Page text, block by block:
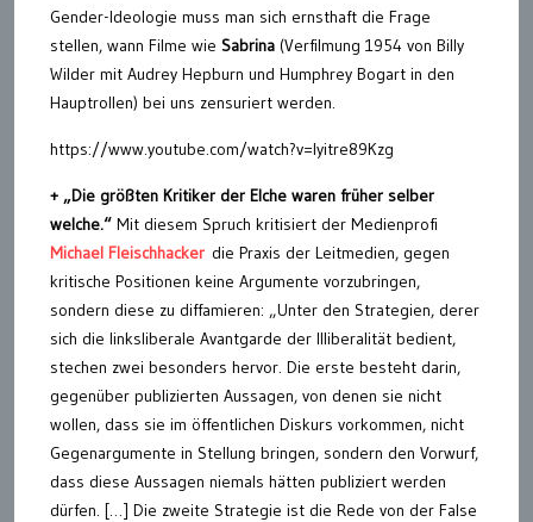
Gender-Ideologie muss man sich ernsthaft die Frage
stellen, wann Filme wie Sabrina (Verfilmung 1954 von Billy
Wilder mit Audrey Hepburn und Humphrey Bogart in den
Hauptrollen) bei uns zensuriert werden.
https://www.youtube.com/watch?v=Iyitre89Kzg
+ „Die größten Kritiker der Elche waren früher selber
welche.“ Mit diesem Spruch kritisiert der Medienprofi
Michael Fleischhacker die Praxis der Leitmedien, gegen
kritische Positionen keine Argumente vorzubringen,
sondern diese zu diffamieren: „Unter den Strategien, derer
sich die linksliberale Avantgarde der Illiberalität bedient,
stechen zwei besonders hervor. Die erste besteht darin,
gegenüber publizierten Aussagen, von denen sie nicht
wollen, dass sie im öffentlichen Diskurs vorkommen, nicht
Gegenargumente in Stellung bringen, sondern den Vorwurf,
dass diese Aussagen niemals hätten publiziert werden
dürfen. […] Die zweite Strategie ist die Rede von der False